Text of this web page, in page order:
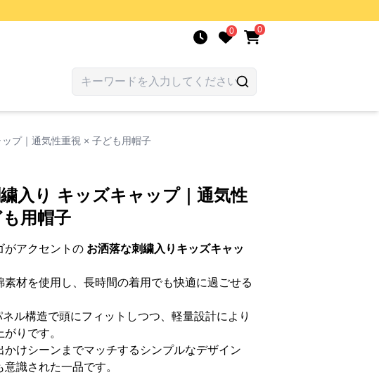
0 0
プ｜通気性重視 × 子ども用帽子
入り キッズキャップ｜通気性
用帽子
がアクセントの お洒落な刺繍入りキッズキャッ
素材を使用し、長時間の着用でも快適に過ごせる
ル構造で頭にフィットしつつ、軽量設計により
りです。
かけシーンまでマッチするシンプルなデザイン
識された一品です。